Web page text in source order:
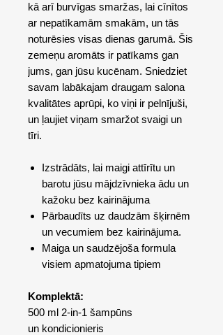
kā arī burvīgas smaržas, lai cīnītos
ar nepatīkamām smakām, un tās
noturēsies visas dienas garumā. Šis
zemeņu aromāts ir patīkams gan
jums, gan jūsu kucēnam. Sniedziet
savam labākajam draugam salona
kvalitātes aprūpi, ko viņi ir pelnījuši,
un ļaujiet viņam smaržot svaigi un
tīri.
Izstrādāts, lai maigi attīrītu un
barotu jūsu mājdzīvnieka ādu un
kažoku bez kairinājuma
Pārbaudīts uz daudzām šķirnēm
un vecumiem bez kairinājuma.
Maiga un saudzējoša formula
visiem apmatojuma tipiem
Komplektā:
500 ml 2-in-1 šampūns
un kondicionieris